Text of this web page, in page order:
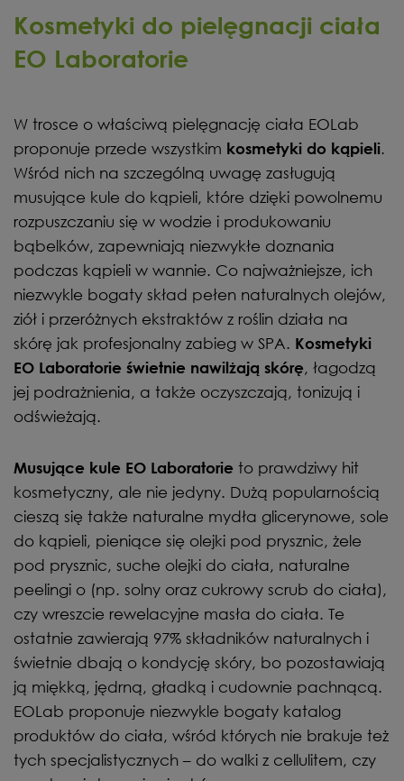
Kosmetyki do pielęgnacji ciała
EO Laboratorie
W trosce o właściwą pielęgnację ciała EOLab
proponuje przede wszystkim kosmetyki do kąpieli.
Wśród nich na szczególną uwagę zasługują
musujące kule do kąpieli, które dzięki powolnemu
rozpuszczaniu się w wodzie i produkowaniu
bąbelków, zapewniają niezwykłe doznania
podczas kąpieli w wannie. Co najważniejsze, ich
niezwykle bogaty skład pełen naturalnych olejów,
ziół i przeróżnych ekstraktów z roślin działa na
skórę jak profesjonalny zabieg w SPA. Kosmetyki
EO Laboratorie świetnie nawilżają skórę, łagodzą
jej podrażnienia, a także oczyszczają, tonizują i
odświeżają.
Musujące kule EO Laboratorie to prawdziwy hit
kosmetyczny, ale nie jedyny. Dużą popularnością
cieszą się także naturalne mydła glicerynowe, sole
do kąpieli, pieniące się olejki pod prysznic, żele
pod prysznic, suche olejki do ciała, naturalne
peelingi o (np. solny oraz cukrowy scrub do ciała),
czy wreszcie rewelacyjne masła do ciała. Te
ostatnie zawierają 97% składników naturalnych i
świetnie dbają o kondycję skóry, bo pozostawiają
ją miękką, jędrną, gładką i cudownie pachnącą.
EOLab proponuje niezwykle bogaty katalog
produktów do ciała, wśród których nie brakuje też
tych specjalistycznych – do walki z cellulitem, czy